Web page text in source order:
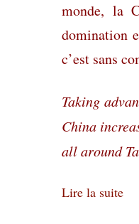
monde, la
domination
c’est sans
Taking
China
all around
Lire la suite